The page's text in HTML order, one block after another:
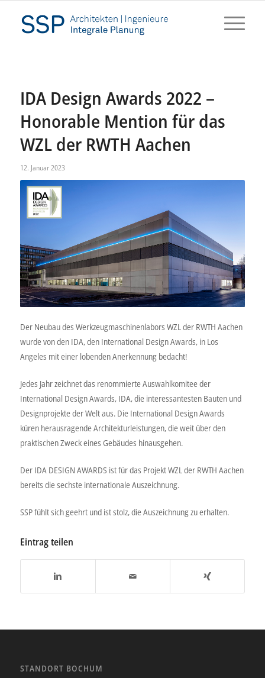
IDA Design Awards 2022 –
Honorable Mention für das
WZL der RWTH Aachen
12. Januar 2023
Der Neubau des Werkzeugmaschinenlabors WZL der RWTH Aachen
wurde von den IDA, den International Design Awards, in Los
Angeles mit einer lobenden Anerkennung bedacht!
Jedes Jahr zeichnet das renommierte Auswahlkomitee der
International Design Awards, IDA, die interessantesten Bauten und
Designprojekte der Welt aus. Die International Design Awards
küren herausragende Architekturleistungen, die weit über den
praktischen Zweck eines Gebäudes hinausgehen.
Der IDA DESIGN AWARDS ist für das Projekt WZL der RWTH Aachen
bereits die sechste internationale Auszeichnung.
SSP fühlt sich geehrt und ist stolz, die Auszeichnung zu erhalten.
Eintrag teilen
STANDORT BOCHUM